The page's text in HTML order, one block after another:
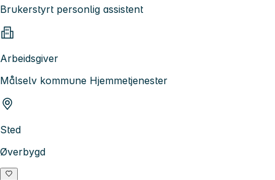
Brukerstyrt personlig assistent
Arbeidsgiver
Målselv kommune Hjemmetjenester
Sted
Øverbygd